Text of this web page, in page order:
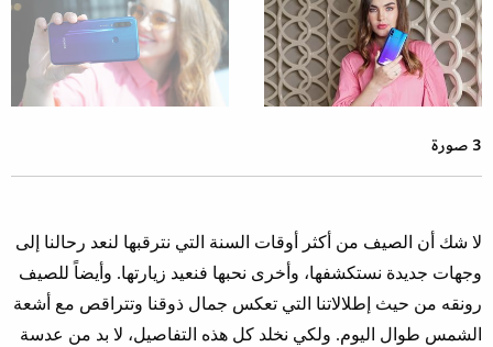
3 صورة
لا شك أن الصيف من أكثر أوقات السنة التي نترقبها لنعد رحالنا إلى
وجهات جديدة نستكشفها، وأخرى نحبها فنعيد زيارتها. وأيضاً للصيف
رونقه من حيث إطلالاتنا التي تعكس جمال ذوقنا وتتراقص مع أشعة
الشمس طوال اليوم. ولكي نخلد كل هذه التفاصيل، لا بد من عدسة